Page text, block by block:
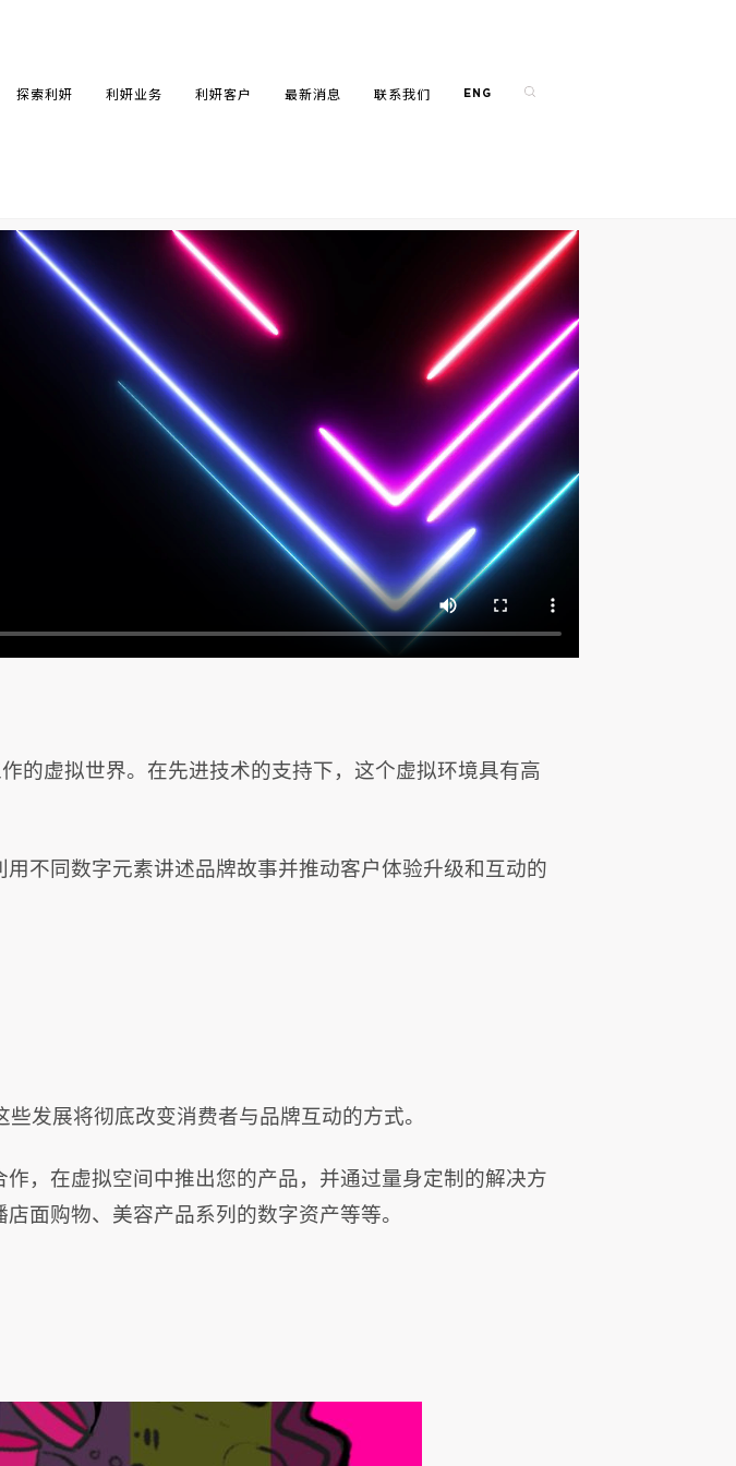
探索利妍 利妍业务 利妍客户 最新消息 联系我们 ENG
的虚拟世界。在先进技术的支持下，这个虚拟环境具有高
不同数字元素讲述品牌故事并推动客户体验升级和互动的
发展将彻底改变消费者与品牌互动的方式。
，在虚拟空间中推出您的产品，并通过量身定制的解决方
面购物、美容产品系列的数字资产等等。